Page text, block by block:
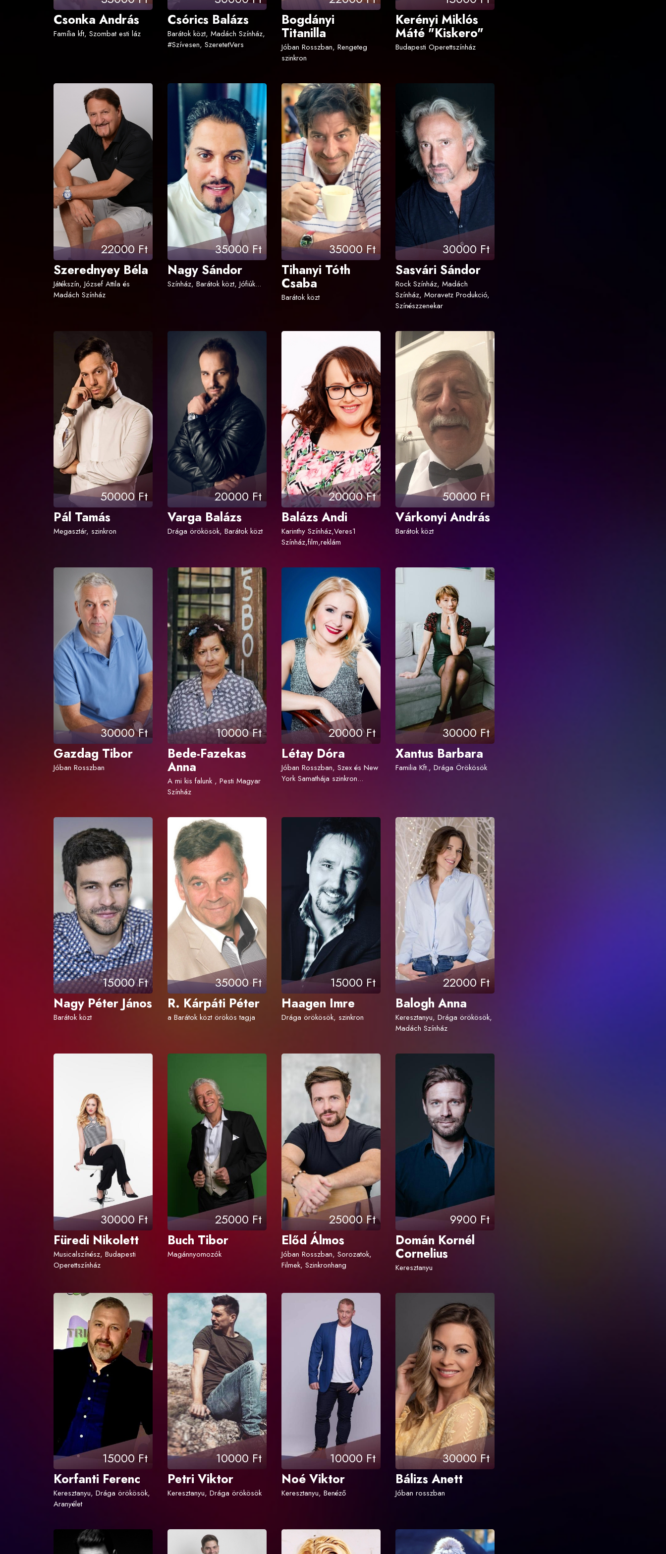
Csonka András
Família kft, Szombat esti láz
Csórics Balázs
Barátok közt, Madách Színház,
#Szívesen, SzeretetVers
Bogdányi
Titanilla
Jóban Rosszban, Rengeteg
szinkron
Kerényi Miklós
Máté "Kiskero"
Budapesti Operettszínház
22000 Ft
Szerednyey Béla
Játékszín, József Attila és
Madách Színház
35000 Ft
Nagy Sándor
Színház, Barátok közt, Jófiúk...
35000 Ft
Tihanyi Tóth
Csaba
Barátok közt
30000 Ft
Sasvári Sándor
Rock Színház, Madách
Színház, Moravetz Produkció,
Színészzenekar
50000 Ft
Pál Tamás
Megasztár, szinkron
20000 Ft
Varga Balázs
Drága örökösök, Barátok közt
20000 Ft
Balázs Andi
Karinthy Színház,Veres1
Színház,film,reklám
50000 Ft
Várkonyi András
Barátok közt
30000 Ft
Gazdag Tibor
Jóban Rosszban
10000 Ft
Bede-Fazekas
Anna
A mi kis falunk , Pesti Magyar
Színház
20000 Ft
Létay Dóra
Jóban Rosszban, Szex és New
York Samathája szinkron...
30000 Ft
Xantus Barbara
Familia Kft., Drága Örökösök
15000 Ft
Nagy Péter János
Barátok közt
35000 Ft
R. Kárpáti Péter
a Barátok közt örökös tagja
15000 Ft
Haagen Imre
Drága örökösök, szinkron
22000 Ft
Balogh Anna
Keresztanyu, Drága örökösök,
Madách Színház
30000 Ft
Füredi Nikolett
Musicalszínész, Budapesti
Operettszínház
25000 Ft
Buch Tibor
Magánnyomozók
25000 Ft
Előd Álmos
Jóban Rosszban, Sorozatok,
Filmek, Szinkronhang
9900 Ft
Domán Kornél
Cornelius
Keresztanyu
15000 Ft
Korfanti Ferenc
Keresztanyu, Drága örökösök,
Aranyélet
10000 Ft
Petri Viktor
Keresztanyu, Drága örökösök
10000 Ft
Noé Viktor
Keresztanyu, Benéző
30000 Ft
Bálizs Anett
Jóban rosszban